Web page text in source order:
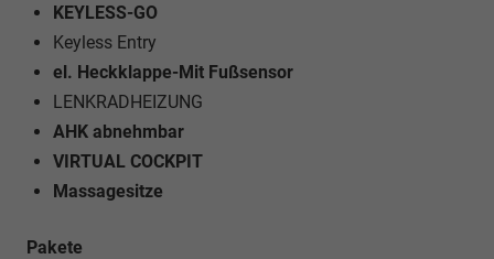
KEYLESS-GO
Keyless Entry
el. Heckklappe-Mit Fußsensor
LENKRADHEIZUNG
AHK abnehmbar
VIRTUAL COCKPIT
Massagesitze
Pakete